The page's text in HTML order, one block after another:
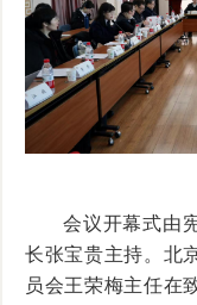
会议开幕式由
长张宝贵主持。北
员会王荣梅主任在